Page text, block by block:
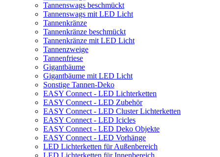
Tannenswags beschmückt
Tannenswags mit LED Licht
Tannenkränze
Tannenkränze beschmückt
Tannenkränze mit LED Licht
Tannenzweige
Tannenfriese
Gigantbäume
Gigantbäume mit LED Licht
Sonstige Tannen-Deko
EASY Connect - LED Lichterketten
EASY Connect - LED Zubehör
EASY Connect - LED Cluster Lichterketten
EASY Connect - LED Icicles
EASY Connect - LED Deko Objekte
EASY Connect - LED Vorhänge
LED Lichterketten für Außenbereich
LED Lichterketten für Innenbereich